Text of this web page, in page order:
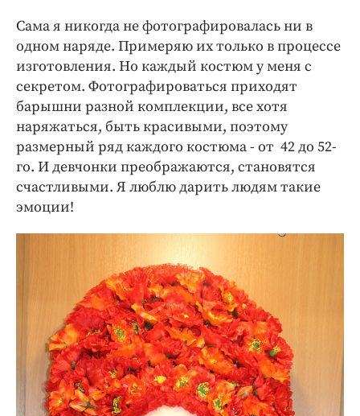
Сама я никогда не фотографировалась ни в
одном наряде. Примеряю их только в процессе
изготовления. Но каждый костюм у меня с
секретом. Фотографироваться приходят
барышни разной комплекции, все хотя
наряжаться, быть красивыми, поэтому
размерный ряд каждого костюма - от 42 до 52-
го. И девчонки преображаются, становятся
счастливыми. Я люблю дарить людям такие
эмоции!